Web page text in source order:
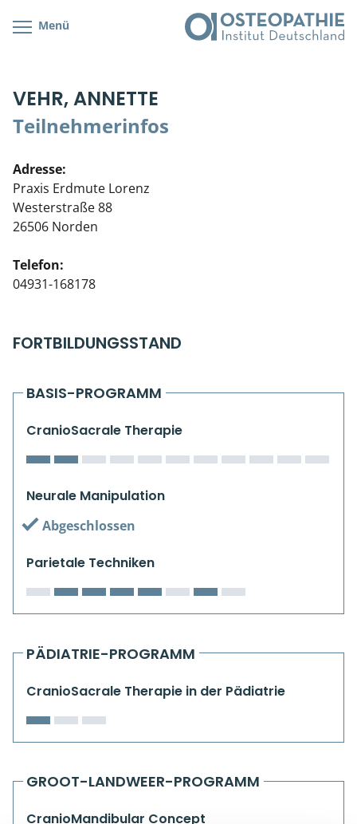
Menü
VEHR, ANNETTE
Teilnehmerinfos
Adresse:
Praxis Erdmute Lorenz
Westerstraße 88
26506 Norden
Telefon:
04931-168178
FORTBILDUNGSSTAND
BASIS-PROGRAMM
CranioSacrale Therapie
Neurale Manipulation
Abgeschlossen
Parietale Techniken
PÄDIATRIE-PROGRAMM
CranioSacrale Therapie in der Pädiatrie
GROOT-LANDWEER-PROGRAMM
CranioMandibular Concept
Cranial/Neurale Osteopathie
Parietale Osteopathie
Viszerale Osteopathie
Klinische & Praktische Kurse
Live Online-Kurse
Bonus-Programm
Veranstaltungsticket DB
Wissenswertes
Teilnehmerliste
Stellenbörse
Soziales Engagement